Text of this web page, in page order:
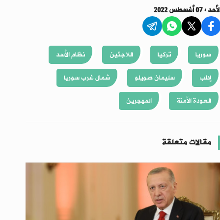
: 07 أغسطس 2022
سوريا تركيا اللاجئين
نظام الأسد
إدلب
سليمان صويلو
شمال غرب سوريا
العودة الأمنة
المهجرين
مقالات متعلقة